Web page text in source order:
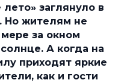
заглянуло в
Но жителям не
за окном
А когда на
приходят яркие
как и гости